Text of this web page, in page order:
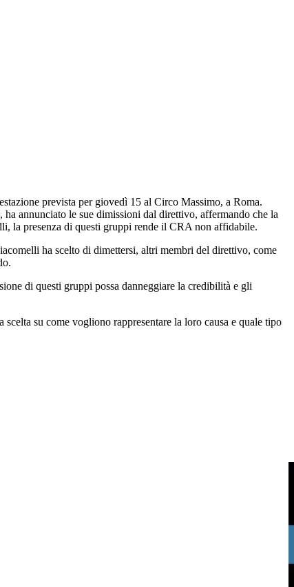
prevista per giovedì 15 al Circo Massimo, a Roma.
annunciato le sue dimissioni dal direttivo, affermando che la
la presenza di questi gruppi rende il CRA non affidabile.
ha scelto di dimettersi, altri membri del direttivo, come
di questi gruppi possa danneggiare la credibilità e gli
su come vogliono rappresentare la loro causa e quale tipo